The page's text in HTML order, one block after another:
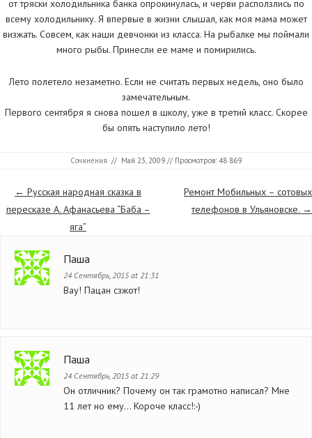
от тряски холодильника банка опрокинулась, и черви расползлись по
всему холодильнику. Я впервые в жизни слышал, как моя мама может
визжать. Совсем, как наши девчонки из класса. На рыбалке мы поймали
много рыбы. Принесли ее маме и помирились.
Лето полетело незаметно. Если не считать первых недель, оно было
замечательным.
Первого сентября я снова пошел в школу, уже в третий класс. Скорее
бы опять наступило лето!
Сочинения // Май 23, 2009 // Просмотров: 48 869
Страницы
← Русская народная сказка в
пересказе А. Афанасьева “Баба –
яга”
Ремонт Мобильных – сотовых
телефонов в Ульяновске. →
Паша
24 Сентябрь, 2015 at 21:31
Вау! Пацан сзжот!
Паша
24 Сентябрь, 2015 at 21:29
Он отличник? Почему он так грамотно написал? Мне
11 лет но ему… Короче класс!:-)